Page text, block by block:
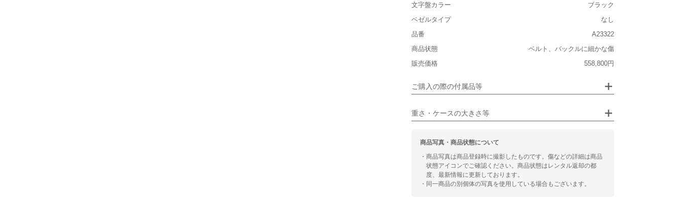
文字盤カラー
ブラック
ベゼルタイプ
なし
品番
A23322
商品状態
ベルト、バックルに細かな傷
販売価格
558,800円
ご購入の際の付属品等
重さ・ケースの大きさ等
小さい 大きい
■装飾感
カジュアル ビジネス
商品写真・商品状態について
・商品写真は商品登録時に撮影したものです。傷などの詳細は商品
状態アイコンでご確認ください。商品状態はレンタル返却の都
度、最新情報に更新しております。
・同一商品の別個体の写真を使用している場合もございます。